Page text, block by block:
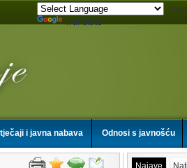
Translate
i javna nabava Odnosi s javnošću
Najave